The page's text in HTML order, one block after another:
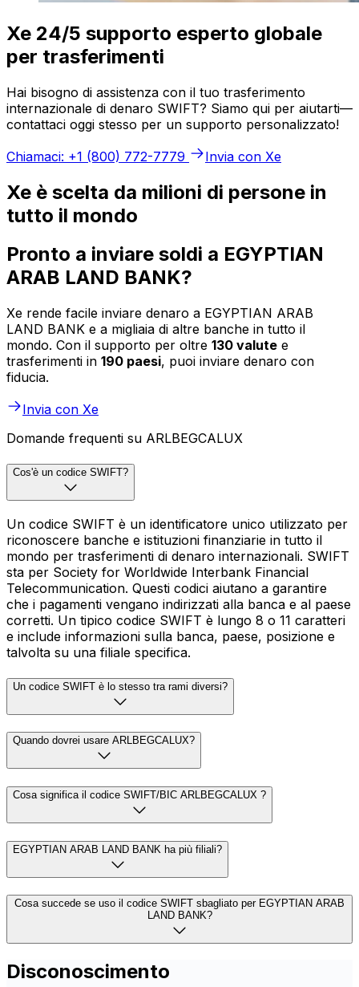
Xe 24/5 supporto esperto globale
per trasferimenti
Hai bisogno di assistenza con il tuo trasferimento
internazionale di denaro SWIFT? Siamo qui per aiutarti—
contattaci oggi stesso per un supporto personalizzato!
Chiamaci: +1 (800) 772-7779
Invia con Xe
Xe è scelta da milioni di persone in
tutto il mondo
Pronto a inviare soldi a EGYPTIAN
ARAB LAND BANK?
Xe rende facile inviare denaro a EGYPTIAN ARAB
LAND BANK e a migliaia di altre banche in tutto il
mondo. Con il supporto per oltre 130 valute e
trasferimenti in 190 paesi, puoi inviare denaro con
fiducia.
Invia con Xe
Domande frequenti su ARLBEGCALUX
Cos'è un codice SWIFT?
Un codice SWIFT è un identificatore unico utilizzato per
riconoscere banche e istituzioni finanziarie in tutto il
mondo per trasferimenti di denaro internazionali. SWIFT
sta per Society for Worldwide Interbank Financial
Telecommunication. Questi codici aiutano a garantire
che i pagamenti vengano indirizzati alla banca e al paese
corretti. Un tipico codice SWIFT è lungo 8 o 11 caratteri
e include informazioni sulla banca, paese, posizione e
talvolta su una filiale specifica.
Un codice SWIFT è lo stesso tra rami diversi?
Quando dovrei usare ARLBEGCALUX?
Cosa significa il codice SWIFT/BIC ARLBEGCALUX ?
EGYPTIAN ARAB LAND BANK ha più filiali?
Cosa succede se uso il codice SWIFT sbagliato per EGYPTIAN ARAB
LAND BANK?
Disconoscimento